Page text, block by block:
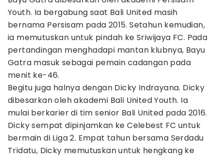
Youth. Ia bergabung saat Bali United masih
bernama Persisam pada 2015. Setahun kemudian,
ia memutuskan untuk pindah ke Sriwijaya FC. Pada
pertandingan menghadapi mantan klubnya, Bayu
Gatra masuk sebagai pemain cadangan pada
menit ke-46.
Begitu juga halnya dengan Dicky Indrayana. Dicky
dibesarkan oleh akademi Bali United Youth. Ia
mulai berkarier di tim senior Bali United pada 2016.
Dicky sempat dipinjamkan ke Celebest FC untuk
bermain di Liga 2. Empat tahun bersama Serdadu
Tridatu, Dicky memutuskan untuk hengkang ke